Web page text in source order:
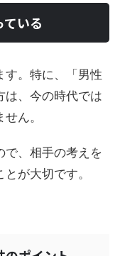
いる
す。特に、「男性
は、今の時代では
ん。
で、相手の考えを
が大切です。